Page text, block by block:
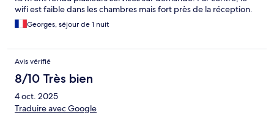
wifi est faible dans les chambres mais fort près de la réception.
Georges, séjour de 1 nuit
Avis vérifié
8/10 Très bien
4 oct. 2025
Traduire avec Google